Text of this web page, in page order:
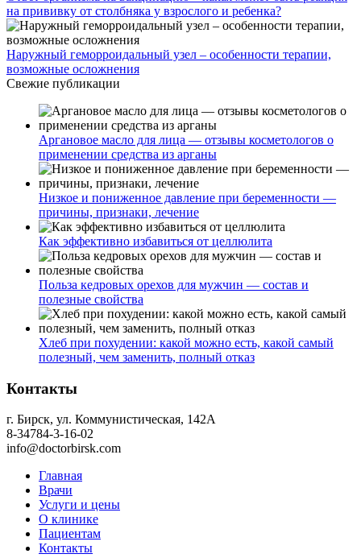
на прививку от столбняка у взрослого и ребенка?
Наружный геморроидальный узел – особенности терапии,
возможные осложнения
Свежие публикации
Аргановое масло для лица — отзывы косметологов о
применении средства из арганы
Низкое и пониженное давление при беременности —
причины, признаки, лечение
Как эффективно избавиться от целлюлита
Польза кедровых орехов для мужчин — состав и
полезные свойства
Хлеб при похудении: какой можно есть, какой самый
полезный, чем заменить, полный отказ
Контакты
г. Бирск, ул. Коммунистическая, 142А
8-34784-3-16-02
info@doctorbirsk.com
Главная
Врачи
Услуги и цены
О клинике
Пациентам
Контакты